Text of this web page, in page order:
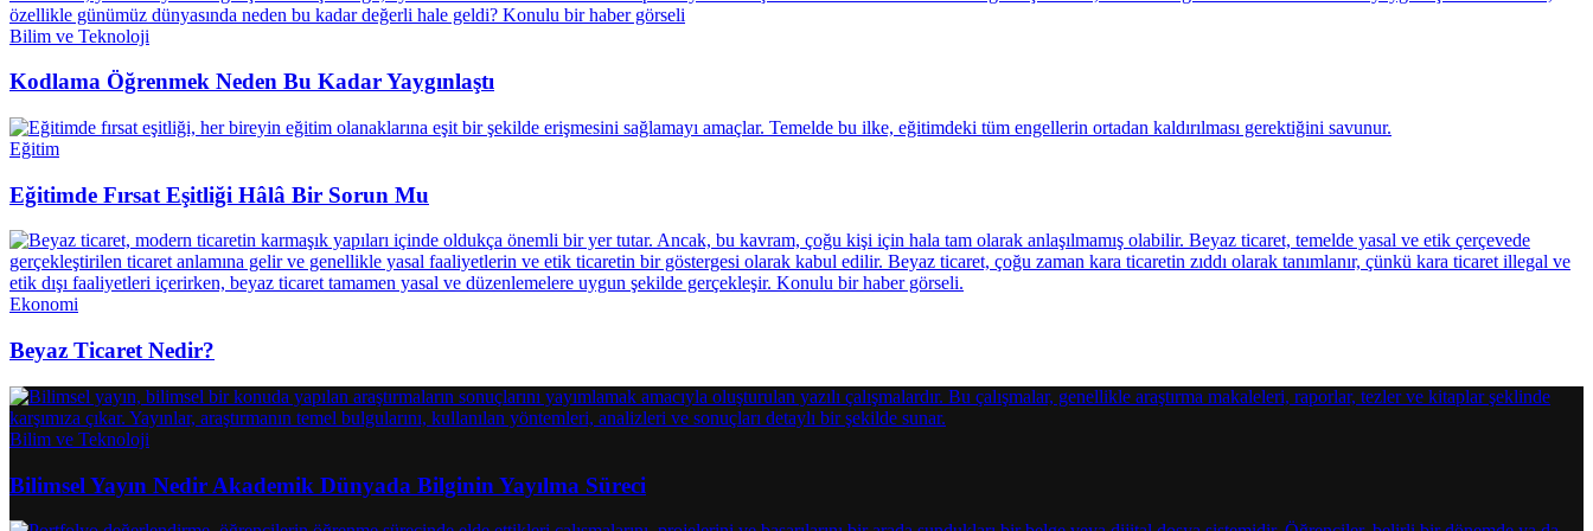
Bilim ve Teknoloji
Kodlama Öğrenmek Neden Bu Kadar Yaygınlaştı
Eğitim
Eğitimde Fırsat Eşitliği Hâlâ Bir Sorun Mu
Ekonomi
Beyaz Ticaret Nedir?
Bilim ve Teknoloji
Bilimsel Yayın Nedir Akademik Dünyada Bilginin Yayılma Süreci